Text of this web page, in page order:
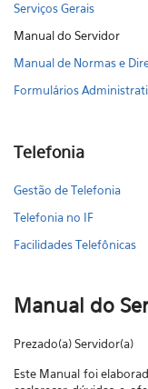
Serviços Gerais
Manual do Servidor
Manual de Normas e
Formulários
Telefonia
Gestão de Telefonia
Telefonia no IF
Facilidades Telefônicas
Manual do
Prezado(a) Servidor(a)
Este Manual foi